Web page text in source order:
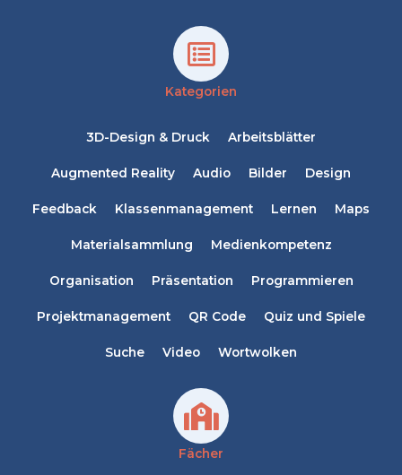
Kategorien
3D-Design & Druck Arbeitsblätter
Augmented Reality Audio Bilder Design
Feedback Klassenmanagement Lernen Maps
Materialsammlung Medienkompetenz
Organisation Präsentation Programmieren
Projektmanagement QR Code Quiz und Spiele
Suche Video Wortwolken
Fächer